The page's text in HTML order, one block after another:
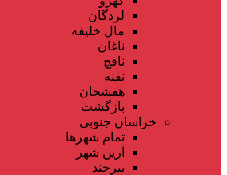
لردگان
مال خلیفه
ناغان
نافچ
نقنه
هفشجان
بازگشت
خراسان جنوبی
تمام شهر‌ها
آرین شهر
بیرجند